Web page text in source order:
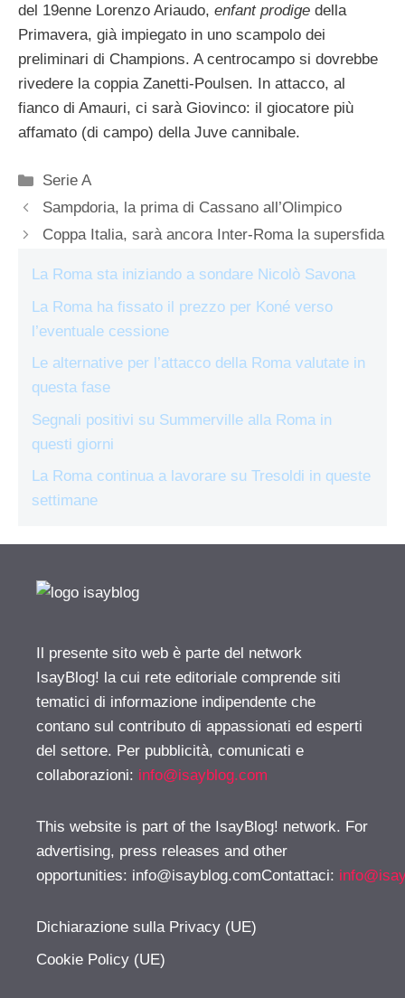
del 19enne Lorenzo Ariaudo, enfant prodige della
Primavera, già impiegato in uno scampolo dei
preliminari di Champions. A centrocampo si dovrebbe
rivedere la coppia Zanetti-Poulsen. In attacco, al
fianco di Amauri, ci sarà Giovinco: il giocatore più
affamato (di campo) della Juve cannibale.
Categorie
Serie A
Sampdoria, la prima di Cassano all’Olimpico
Coppa Italia, sarà ancora Inter-Roma la supersfida
La Roma sta iniziando a sondare Nicolò Savona
La Roma ha fissato il prezzo per Koné verso
l’eventuale cessione
Le alternative per l’attacco della Roma valutate in
questa fase
Segnali positivi su Summerville alla Roma in
questi giorni
La Roma continua a lavorare su Tresoldi in queste
settimane
Il presente sito web è parte del network
IsayBlog! la cui rete editoriale comprende siti
tematici di informazione indipendente che
contano sul contributo di appassionati ed esperti
del settore. Per pubblicità, comunicati e
collaborazioni: info@isayblog.com
This website is part of the IsayBlog! network. For
advertising, press releases and other
opportunities: info@isayblog.comContattaci:
Dichiarazione sulla Privacy (UE)
Cookie Policy (UE)